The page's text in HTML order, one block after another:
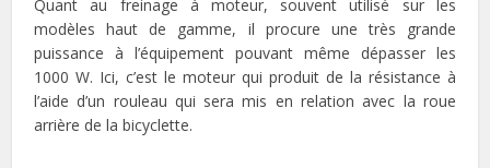
Quant au freinage à moteur, souvent utilisé sur les
modèles haut de gamme, il procure une très grande
puissance à l’équipement pouvant même dépasser les
1000 W. Ici, c’est le moteur qui produit de la résistance à
l’aide d’un rouleau qui sera mis en relation avec la roue
arrière de la bicyclette.